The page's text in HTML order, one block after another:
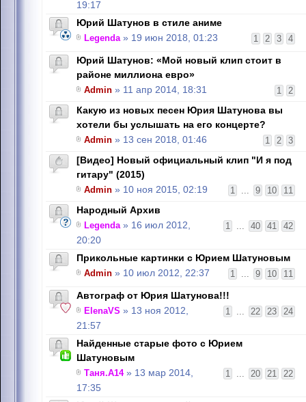
19:17
Юрий Шатунов в стиле аниме
1 2 3 4
Legenda» 19 июн 2018, 01:23
Юрий Шатунов: «Мой новый клип стоит в
районе миллиона евро»
1 2
Admin » 11 апр 2014, 18:31
Какую из новых песен Юрия Шатунова вы
хотели бы услышать на его концерте?
1 2 3
Admin » 13 сен 2018, 01:46
[Видео] Новый официальный клип "И я под
гитару" (2015)
1 ... 9 10 11
Admin » 10 ноя 2015, 02:19
Народный Архив
1 ... 40 41 42
Legenda» 16 июл 2012,
20:20
Прикольные картинки с Юрием Шатуновым
1 ... 9 10 11
Admin » 10 июл 2012, 22:37
Автограф от Юрия Шатунова!!!
1 ... 22 23 24
ElenaVS » 13 ноя 2012,
21:57
Найденные старые фото с Юрием
Шатуновым
1 ... 20 21 22
Таня.А14» 13 мар 2014,
17:35